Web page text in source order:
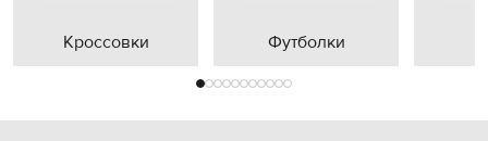
Кроссовки Футболки